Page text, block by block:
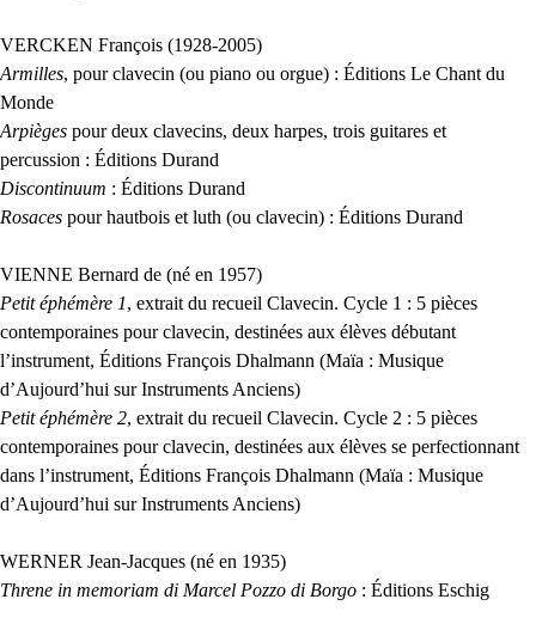
VERCKEN François (1928-2005)
Armilles, pour clavecin (ou piano ou orgue) : Éditions Le Chant du
Monde
Arpièges pour deux clavecins, deux harpes, trois guitares et
percussion : Éditions Durand
Discontinuum : Éditions Durand
Rosaces pour hautbois et luth (ou clavecin) : Éditions Durand
VIENNE Bernard de (né en 1957)
Petit éphémère 1, extrait du recueil Clavecin. Cycle 1 : 5 pièces
contemporaines pour clavecin, destinées aux élèves débutant
l’instrument, Éditions François Dhalmann (Maïa : Musique
d’Aujourd’hui sur Instruments Anciens)
Petit éphémère 2, extrait du recueil Clavecin. Cycle 2 : 5 pièces
contemporaines pour clavecin, destinées aux élèves se perfectionnant
dans l’instrument, Éditions François Dhalmann (Maïa : Musique
d’Aujourd’hui sur Instruments Anciens)
WERNER Jean-Jacques (né en 1935)
Threne in memoriam di Marcel Pozzo di Borgo : Éditions Eschig